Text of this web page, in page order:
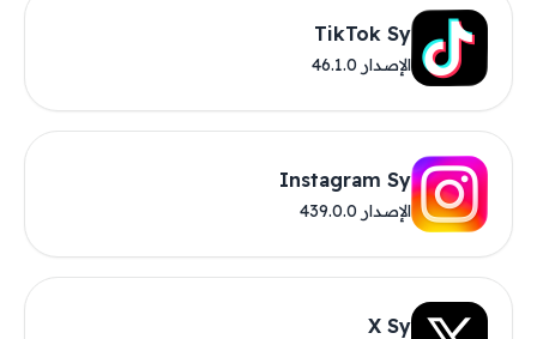
TikTok Sy
الإصدار 46.1.0
Instagram Sy
الإصدار 439.0.0
X Sy